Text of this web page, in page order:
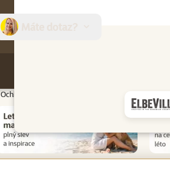
Ochlazení pro každý čumák i ocásek ❄️